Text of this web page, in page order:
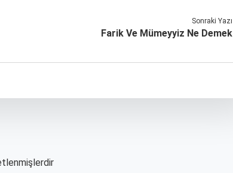
Sonraki Yazı
Farik Ve Mümeyyiz Ne Demek